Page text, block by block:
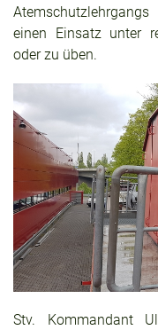
einen Einsatz unter
oder zu üben.
Stv. Kommandant